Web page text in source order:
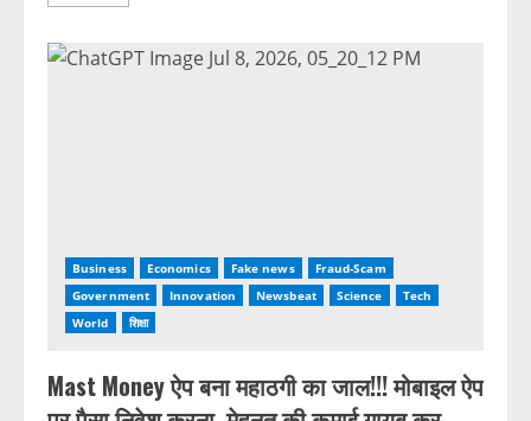
Business Economics Fake news
Fraud-Scam
Government
Innovation Newsbeat Science
Tech
World
शिक्षा
Mast Money ऐप बना महाठगी का जाल!!! मोबाइल ऐप